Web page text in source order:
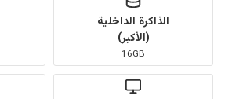
الذاكرة الداخلية
(الأكبر)
16GB